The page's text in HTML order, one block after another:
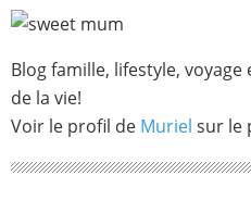
Blog famille, lifestyle,
de la vie!
Voir le profil de Muriel sur le